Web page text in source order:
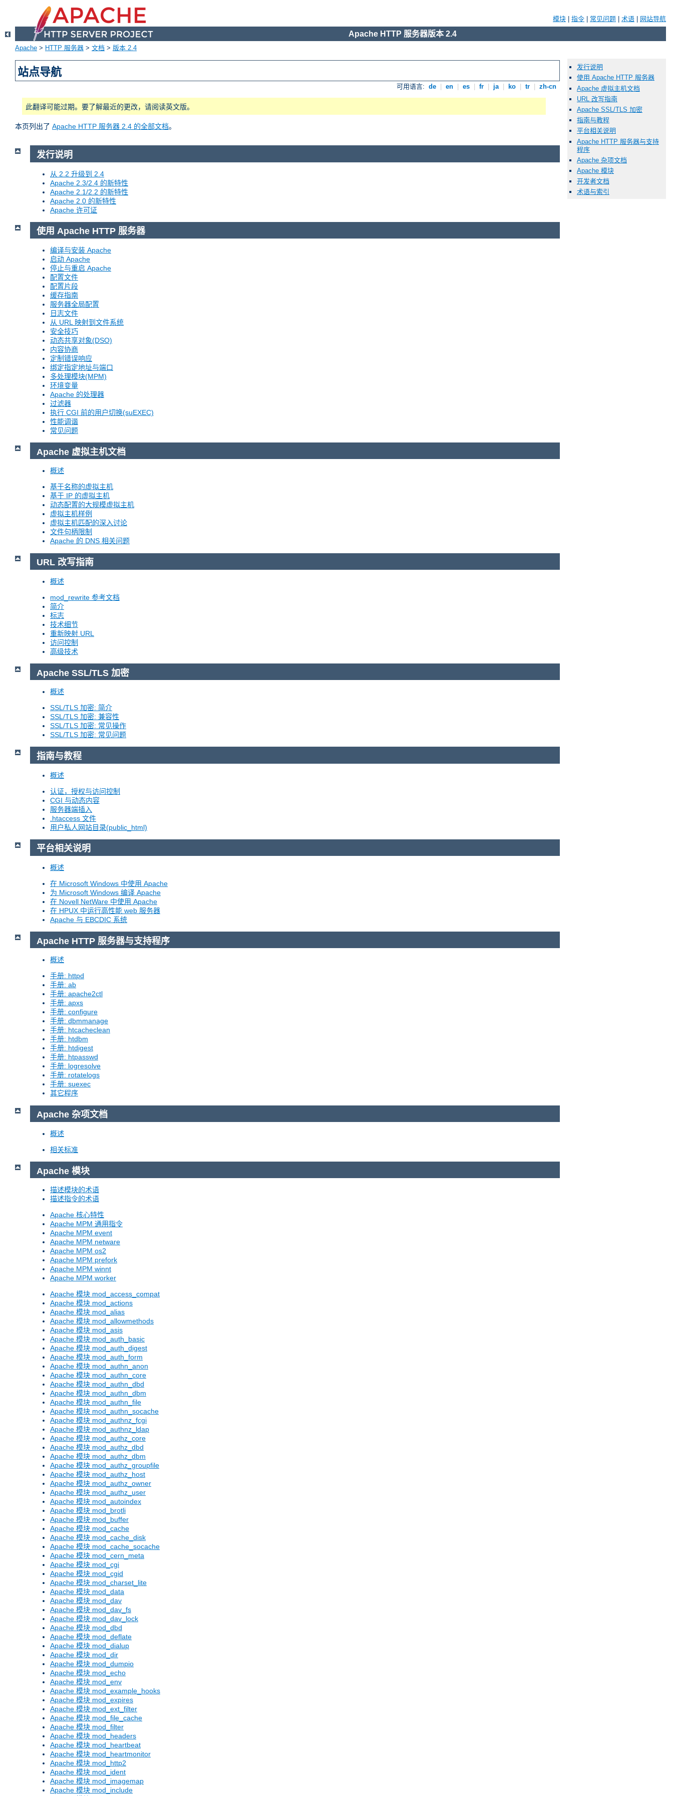
模块 指令 常见问题 术语 网站导航
Apache HTTP 服务器版本 2.4
Apache > HTTP 服务器 > 文档 > 版本 2.4
站点导航
可用语言: de en es fr ja ko tr zh-cn
此翻译可能过期。要了解最近的更改，请阅读英文版。
本页列出了 Apache HTTP 服务器 2.4 的全部文档。
发行说明
使用 Apache HTTP 服务器
Apache 虚拟主机文档
URL 改写指南
Apache SSL/TLS 加密
指南与教程
平台相关说明
Apache HTTP 服务器与支持
程序
Apache 杂项文档
Apache 模块
开发者文档
术语与索引
发行说明
从 2.2 升级到 2.4
Apache 2.3/2.4 的新特性
Apache 2.1/2.2 的新特性
Apache 2.0 的新特性
Apache 许可证
使用 Apache HTTP 服务器
编译与安装 Apache
启动 Apache
停止与重启 Apache
配置文件
配置片段
缓存指南
服务器全局配置
日志文件
从 URL 映射到文件系统
安全技巧
动态共享对象(DSO)
内容协商
定制错误响应
绑定指定地址与端口
多处理模块(MPM)
环境变量
Apache 的处理器
过滤器
执行 CGI 前的用户切换(suEXEC)
性能调谐
常见问题
Apache 虚拟主机文档
概述
基于名称的虚拟主机
基于 IP 的虚拟主机
动态配置的大规模虚拟主机
虚拟主机样例
虚拟主机匹配的深入讨论
文件句柄限制
Apache 的 DNS 相关问题
URL 改写指南
概述
mod_rewrite 参考文档
简介
标志
技术细节
重新映射 URL
访问控制
高级技术
Apache SSL/TLS 加密
概述
SSL/TLS 加密: 简介
SSL/TLS 加密: 兼容性
SSL/TLS 加密: 常见操作
SSL/TLS 加密: 常见问题
指南与教程
概述
认证，授权与访问控制
CGI 与动态内容
服务器端插入
.htaccess 文件
用户私人网站目录(public_html)
平台相关说明
概述
在 Microsoft Windows 中使用 Apache
为 Microsoft Windows 编译 Apache
在 Novell NetWare 中使用 Apache
在 HPUX 中运行高性能 web 服务器
Apache 与 EBCDIC 系统
Apache HTTP 服务器与支持程序
概述
手册: httpd
手册: ab
手册: apache2ctl
手册: apxs
手册: configure
手册: dbmmanage
手册: htcacheclean
手册: htdbm
手册: htdigest
手册: htpasswd
手册: logresolve
手册: rotatelogs
手册: suexec
其它程序
Apache 杂项文档
概述
相关标准
Apache 模块
描述模块的术语
描述指令的术语
Apache 核心特性
Apache MPM 通用指令
Apache MPM event
Apache MPM netware
Apache MPM os2
Apache MPM prefork
Apache MPM winnt
Apache MPM worker
Apache 模块 mod_access_compat
Apache 模块 mod_actions
Apache 模块 mod_alias
Apache 模块 mod_allowmethods
Apache 模块 mod_asis
Apache 模块 mod_auth_basic
Apache 模块 mod_auth_digest
Apache 模块 mod_auth_form
Apache 模块 mod_authn_anon
Apache 模块 mod_authn_core
Apache 模块 mod_authn_dbd
Apache 模块 mod_authn_dbm
Apache 模块 mod_authn_file
Apache 模块 mod_authn_socache
Apache 模块 mod_authnz_fcgi
Apache 模块 mod_authnz_ldap
Apache 模块 mod_authz_core
Apache 模块 mod_authz_dbd
Apache 模块 mod_authz_dbm
Apache 模块 mod_authz_groupfile
Apache 模块 mod_authz_host
Apache 模块 mod_authz_owner
Apache 模块 mod_authz_user
Apache 模块 mod_autoindex
Apache 模块 mod_brotli
Apache 模块 mod_buffer
Apache 模块 mod_cache
Apache 模块 mod_cache_disk
Apache 模块 mod_cache_socache
Apache 模块 mod_cern_meta
Apache 模块 mod_cgi
Apache 模块 mod_cgid
Apache 模块 mod_charset_lite
Apache 模块 mod_data
Apache 模块 mod_dav
Apache 模块 mod_dav_fs
Apache 模块 mod_dav_lock
Apache 模块 mod_dbd
Apache 模块 mod_deflate
Apache 模块 mod_dialup
Apache 模块 mod_dir
Apache 模块 mod_dumpio
Apache 模块 mod_echo
Apache 模块 mod_env
Apache 模块 mod_example_hooks
Apache 模块 mod_expires
Apache 模块 mod_ext_filter
Apache 模块 mod_file_cache
Apache 模块 mod_filter
Apache 模块 mod_headers
Apache 模块 mod_heartbeat
Apache 模块 mod_heartmonitor
Apache 模块 mod_http2
Apache 模块 mod_ident
Apache 模块 mod_imagemap
Apache 模块 mod_include